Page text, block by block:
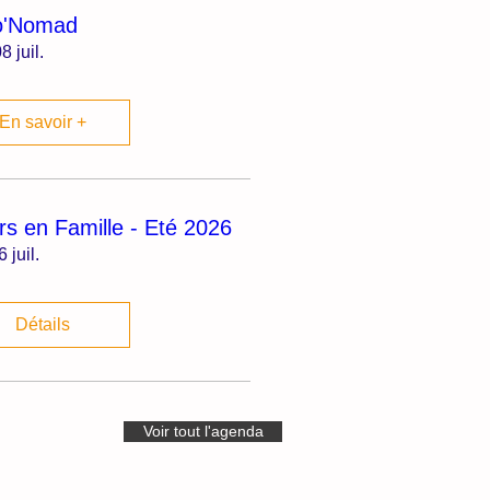
juil.
En savoir +
en Famille - Eté 2026
juil.
Détails
Voir tout l'agenda